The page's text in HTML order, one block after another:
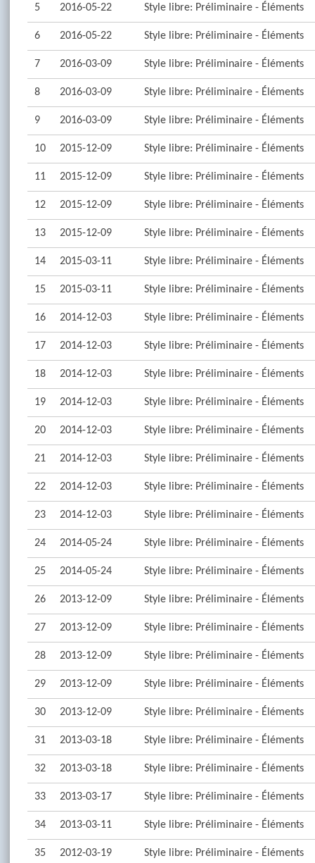
5 2016-05-22 Style libre: Préliminaire - Éléments
6 2016-05-22 Style libre: Préliminaire - Éléments
7 2016-03-09 Style libre: Préliminaire - Éléments
8 2016-03-09 Style libre: Préliminaire - Éléments
9 2016-03-09 Style libre: Préliminaire - Éléments
10 2015-12-09 Style libre: Préliminaire - Éléments
11 2015-12-09 Style libre: Préliminaire - Éléments
12 2015-12-09 Style libre: Préliminaire - Éléments
13 2015-12-09 Style libre: Préliminaire - Éléments
14 2015-03-11 Style libre: Préliminaire - Éléments
15 2015-03-11 Style libre: Préliminaire - Éléments
16 2014-12-03 Style libre: Préliminaire - Éléments
17 2014-12-03 Style libre: Préliminaire - Éléments
18 2014-12-03 Style libre: Préliminaire - Éléments
19 2014-12-03 Style libre: Préliminaire - Éléments
20 2014-12-03 Style libre: Préliminaire - Éléments
21 2014-12-03 Style libre: Préliminaire - Éléments
22 2014-12-03 Style libre: Préliminaire - Éléments
23 2014-12-03 Style libre: Préliminaire - Éléments
24 2014-05-24 Style libre: Préliminaire - Éléments
25 2014-05-24 Style libre: Préliminaire - Éléments
26 2013-12-09 Style libre: Préliminaire - Éléments
27 2013-12-09 Style libre: Préliminaire - Éléments
28 2013-12-09 Style libre: Préliminaire - Éléments
29 2013-12-09 Style libre: Préliminaire - Éléments
30 2013-12-09 Style libre: Préliminaire - Éléments
31 2013-03-18 Style libre: Préliminaire - Éléments
32 2013-03-18 Style libre: Préliminaire - Éléments
33 2013-03-17 Style libre: Préliminaire - Éléments
34 2013-03-11 Style libre: Préliminaire - Éléments
35 2012-03-19 Style libre: Préliminaire - Éléments